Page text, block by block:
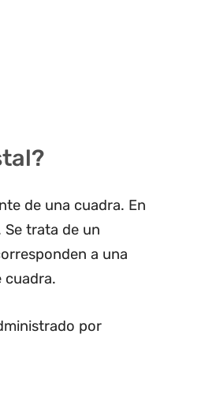
de una cuadra. En
trata de un
a una
cuadra.
por